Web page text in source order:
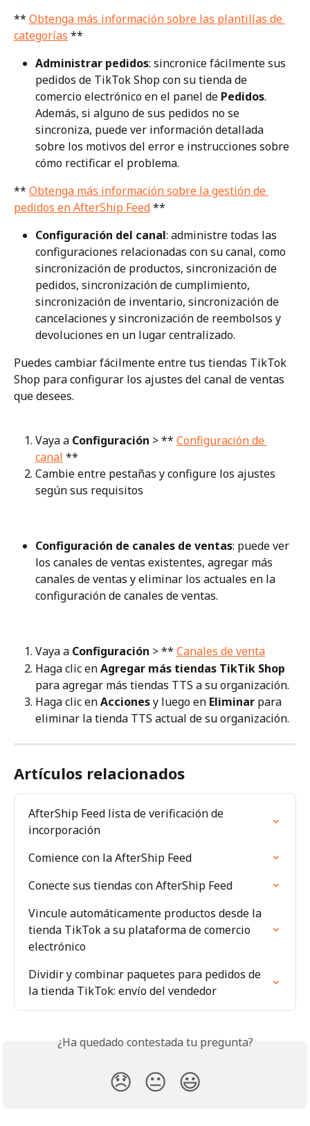
** Obtenga más información sobre las plantillas de
categorías **
Administrar pedidos: sincronice fácilmente sus
pedidos de TikTok Shop con su tienda de
comercio electrónico en el panel de Pedidos.
Además, si alguno de sus pedidos no se
sincroniza, puede ver información detallada
sobre los motivos del error e instrucciones sobre
cómo rectificar el problema.
** Obtenga más información sobre la gestión de
pedidos en AfterShip Feed **
Configuración del canal: administre todas las
configuraciones relacionadas con su canal, como
sincronización de productos, sincronización de
pedidos, sincronización de cumplimiento,
sincronización de inventario, sincronización de
cancelaciones y sincronización de reembolsos y
devoluciones en un lugar centralizado.
Puedes cambiar fácilmente entre tus tiendas TikTok
Shop para configurar los ajustes del canal de ventas
que desees.
Vaya a Configuración > ** Configuración de
canal **
Cambie entre pestañas y configure los ajustes
según sus requisitos
Configuración de canales de ventas: puede ver
los canales de ventas existentes, agregar más
canales de ventas y eliminar los actuales en la
configuración de canales de ventas.
Vaya a Configuración > ** Canales de venta
Haga clic en Agregar más tiendas TikTik Shop
para agregar más tiendas TTS a su organización.
Haga clic en Acciones y luego en Eliminar para
eliminar la tienda TTS actual de su organización.
Artículos relacionados
AfterShip Feed lista de verificación de
incorporación
Comience con la AfterShip Feed
Conecte sus tiendas con AfterShip Feed
Vincule automáticamente productos desde la
tienda TikTok a su plataforma de comercio
electrónico
Dividir y combinar paquetes para pedidos de
la tienda TikTok: envío del vendedor
¿Ha quedado contestada tu pregunta?
😞 😐 😃